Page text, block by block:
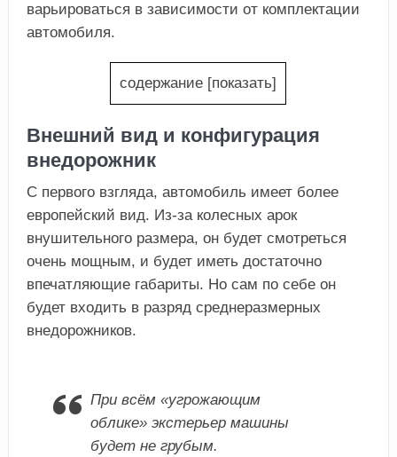
варьироваться в зависимости от комплектации
автомобиля.
содержание [показать]
Внешний вид и конфигурация
внедорожник
С первого взгляда, автомобиль имеет более
европейский вид. Из-за колесных арок
внушительного размера, он будет смотреться
очень мощным, и будет иметь достаточно
впечатляющие габариты. Но сам по себе он
будет входить в разряд среднеразмерных
внедорожников.
При всём «угрожающим
облике» экстерьер машины
будет не грубым.